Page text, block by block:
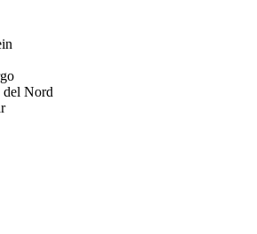
del Nord